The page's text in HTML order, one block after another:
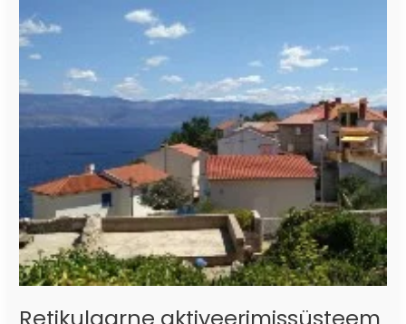
Retikulaarne aktiveerimissüsteem
aktiveerimissüsteem